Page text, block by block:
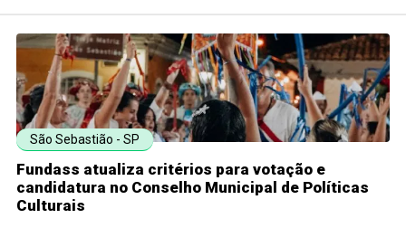
São Sebastião - SP
Fundass atualiza critérios para votação e
candidatura no Conselho Municipal de Políticas
Culturais